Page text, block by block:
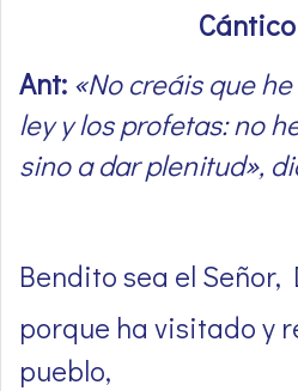
Ant: «No creáis que
ley y los profetas: no
sino a dar plenitud»,
Bendito sea el
porque ha visitado y
pueblo,